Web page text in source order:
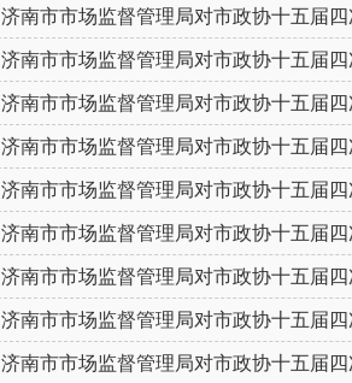
济南市市场监督管理局对市政协十五届
济南市市场监督管理局对市政协十五届
济南市市场监督管理局对市政协十五届
济南市市场监督管理局对市政协十五届
济南市市场监督管理局对市政协十五届
济南市市场监督管理局对市政协十五届
济南市市场监督管理局对市政协十五届
济南市市场监督管理局对市政协十五届
济南市市场监督管理局对市政协十五届